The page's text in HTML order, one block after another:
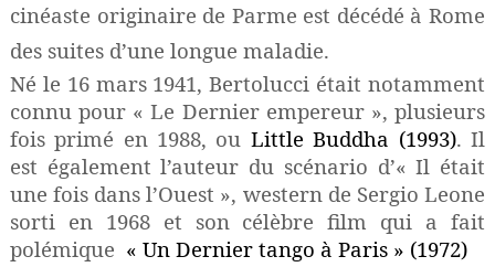
cinéaste originaire de Parme est décédé à Rome
des suites d’une longue maladie.
Né le 16 mars 1941, Bertolucci était notamment
connu pour « Le Dernier empereur », plusieurs
fois primé en 1988, ou Little Buddha (1993). Il
est également l’auteur du scénario d’« Il était
une fois dans l’Ouest », western de Sergio Leone
sorti en 1968 et son célèbre film qui a fait
polémique « Un Dernier tango à Paris » (1972)